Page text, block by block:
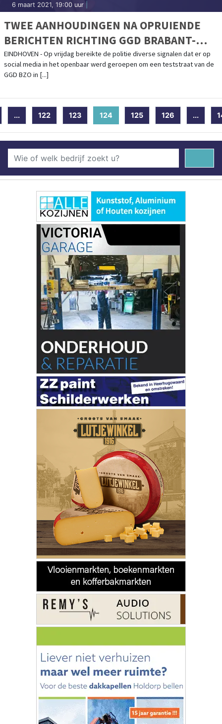
6 maart 2021, 19:00 uur
TWEE AANHOUDINGEN NA OPRUIENDE
BERICHTEN RICHTING GGD BRABANT-
ZUIDOOST EINDHOVEN
EINDHOVEN - Op vrijdag bereikte de politie diverse signalen dat er op
social media in het openbaar werd geroepen om een teststraat van de
GGD BZO in [...]
... 122 123 124 (current)
125 126 ...